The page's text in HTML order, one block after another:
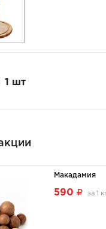
1 шт
Макадамия
590 за 1